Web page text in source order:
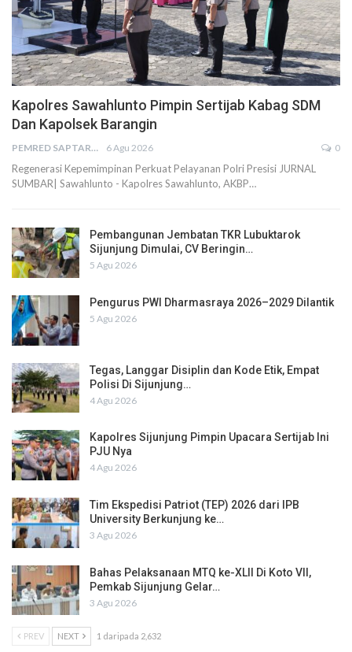
Kapolres Sawahlunto Pimpin Sertijab Kabag SDM
Dan Kapolsek Barangin
PEMRED SAPTARIUS 6 Agu 2026 0
Regenerasi Kepemimpinan Perkuat Pelayanan Polri Presisi JURNAL
SUMBAR| Sawahlunto - Kapolres Sawahlunto, AKBP…
Pembangunan Jembatan TKR Lubuktarok
Sijunjung Dimulai, CV Beringin…
5 Agu 2026
Pengurus PWI Dharmasraya 2026–2029 Dilantik
5 Agu 2026
Tegas, Langgar Disiplin dan Kode Etik, Empat
Polisi Di Sijunjung…
4 Agu 2026
Kapolres Sijunjung Pimpin Upacara Sertijab Ini
PJU Nya
4 Agu 2026
Tim Ekspedisi Patriot (TEP) 2026 dari IPB
University Berkunjung ke…
3 Agu 2026
Bahas Pelaksanaan MTQ ke-XLII Di Koto VII,
Pemkab Sijunjung Gelar…
3 Agu 2026
PREV NEXT 1 daripada 2,632